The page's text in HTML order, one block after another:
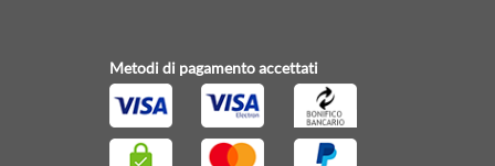
Metodi di pagamento accettati